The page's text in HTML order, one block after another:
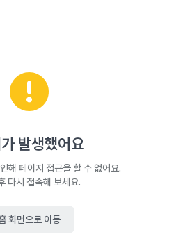
발생했어요
해 페이지 접근을 할 수 없어요.
다시 접속해 보세요.
화면으로 이동